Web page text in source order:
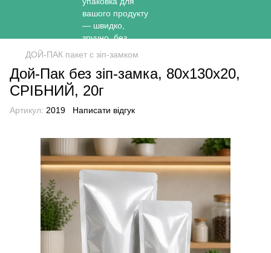
ДОЙ-ПАК пакет с зіп-замком
Дой-Пак без зіп-замка, 80х130х20,
СРІБНИЙ, 20г
Артикул: 2019 Написати відгук